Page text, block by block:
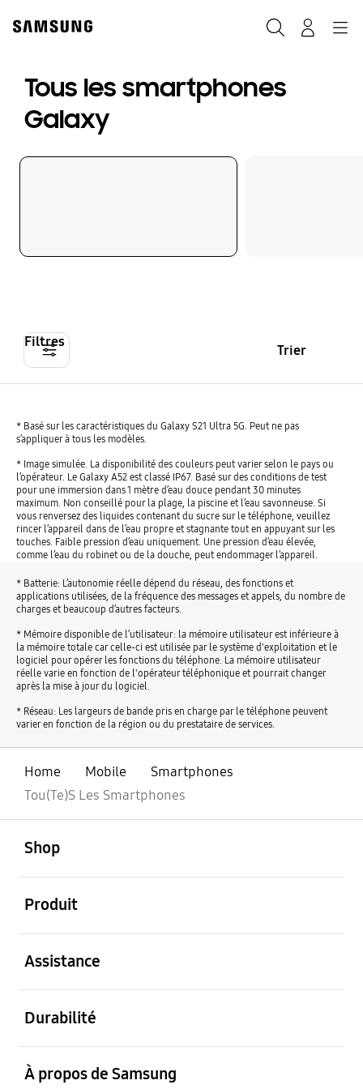
content
Tous les smartphones
Galaxy
Filtres Trier
* Basé sur les caractéristiques du Galaxy S21 Ultra 5G. Peut ne pas
s’appliquer à tous les modèles.
* Image simulée. La disponibilité des couleurs peut varier selon le pays ou
l’opérateur. Le Galaxy A52 est classé IP67. Basé sur des conditions de test
pour une immersion dans 1 mètre d’eau douce pendant 30 minutes
maximum. Non conseillé pour la plage, la piscine et l’eau savonneuse. Si
vous renversez des liquides contenant du sucre sur le téléphone, veuillez
rincer l’appareil dans de l’eau propre et stagnante tout en appuyant sur les
touches. Faible pression d’eau uniquement. Une pression d’eau élevée,
comme l’eau du robinet ou de la douche, peut endommager l’appareil.
* Batterie: L’autonomie réelle dépend du réseau, des fonctions et
applications utilisées, de la fréquence des messages et appels, du nombre de
charges et beaucoup d’autres facteurs.
* Mémoire disponible de l’utilisateur: la mémoire utilisateur est inférieure à
la mémoire totale car celle-ci est utilisée par le système d'exploitation et le
logiciel pour opérer les fonctions du téléphone. La mémoire utilisateur
réelle varie en fonction de l'opérateur téléphonique et pourrait changer
après la mise à jour du logiciel.
* Réseau: Les largeurs de bande pris en charge par le téléphone peuvent
varier en fonction de la région ou du prestataire de services.
Home Mobile
Smartphones
Tou(Te)S Les Smartphones
Shop
Produit
Assistance
Durabilité
À propos de Samsung